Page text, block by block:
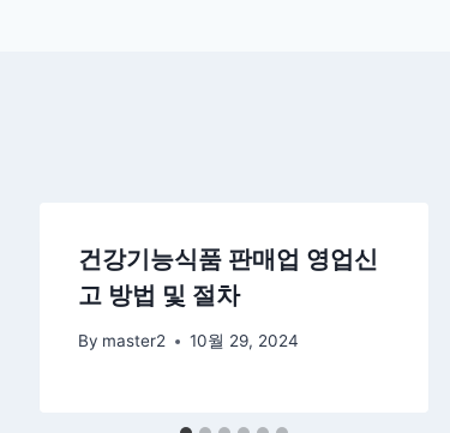
건강기능식품 판매업 영업신
고 방법 및 절차
By master2 10월 29, 2024